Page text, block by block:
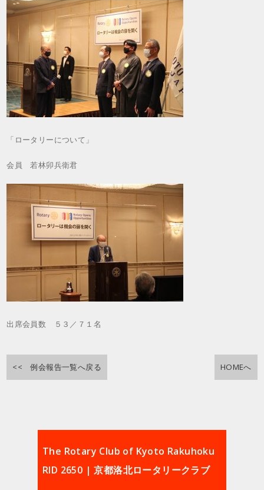
「ロータリーについて」
会員 若林卯兵衛君
出席会員数 ５３／７１名
<< 例会報告一覧へ戻る HOMEへ
The Rotary Club of Kyoto Rakuhoku
RID 2650 | 京都洛北ロータリークラブ